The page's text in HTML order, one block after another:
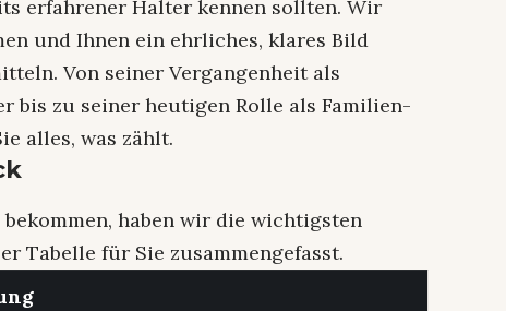
erfahrener Halter kennen sollten. Wir
und Ihnen ein ehrliches, klares Bild
Von seiner Vergangenheit als
bis zu seiner heutigen Rolle als Familien-
alles, was zählt.
haben wir die wichtigsten
Tabelle für Sie zusammengefasst.